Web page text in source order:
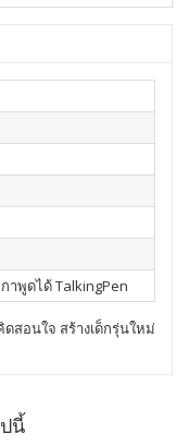
าพูดได้ TalkingPen
อนใจ สร้างเด็กรุ่นใหม่
นี้